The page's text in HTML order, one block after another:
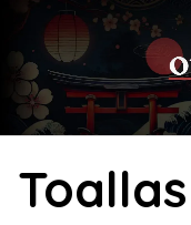
content
Toallas